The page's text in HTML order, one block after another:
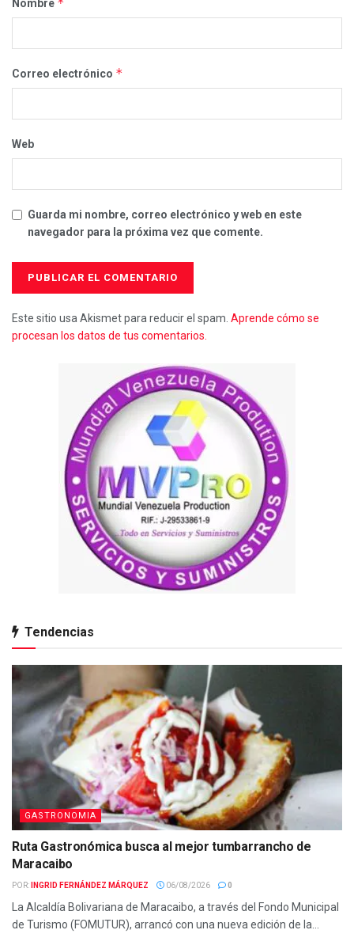
Nombre
Correo electrónico *
Web
Guarda mi nombre, correo electrónico y web en este
navegador para la próxima vez que comente.
Este sitio usa Akismet para reducir el spam. Aprende cómo se
procesan los datos de tus comentarios.
Tendencias
GASTRONOMIA
Ruta Gastronómica busca al mejor tumbarrancho de
Maracaibo
POR: INGRID FERNÁNDEZ MÁRQUEZ 06/08/2026 0
La Alcaldía Bolivariana de Maracaibo, a través del Fondo Municipal
de Turismo (FOMUTUR), arrancó con una nueva edición de la...